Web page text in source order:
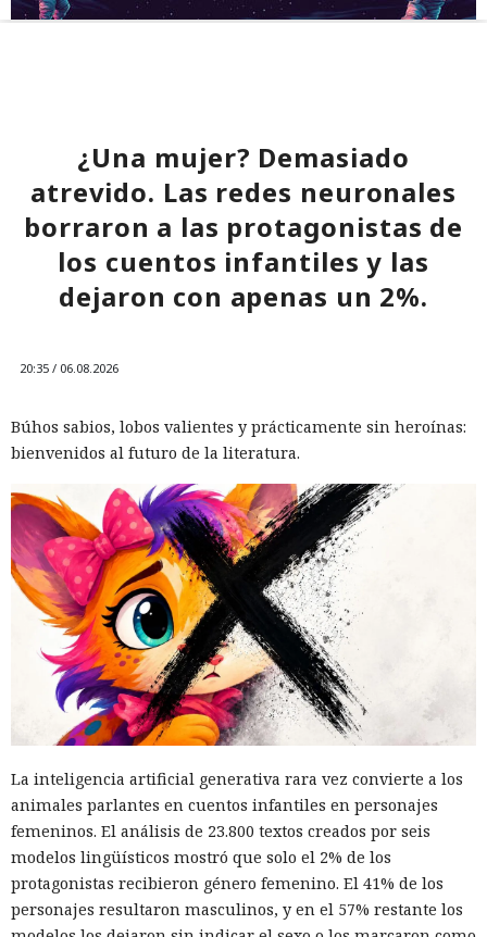
¿Una mujer? Demasiado
atrevido. Las redes neuronales
borraron a las protagonistas de
los cuentos infantiles y las
dejaron con apenas un 2%.
20:35 / 06.08.2026
Búhos sabios, lobos valientes y prácticamente sin heroínas:
bienvenidos al futuro de la literatura.
La inteligencia artificial generativa rara vez convierte a los
animales parlantes en cuentos infantiles en personajes
femeninos. El análisis de 23.800 textos creados por seis
modelos lingüísticos mostró que solo el 2% de los
protagonistas recibieron género femenino. El 41% de los
personajes resultaron masculinos, y en el 57% restante los